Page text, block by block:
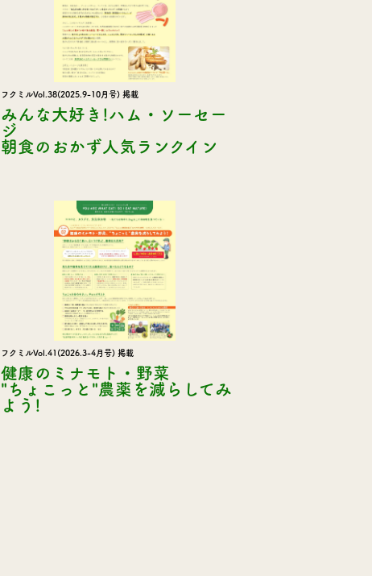
フクミルVol.38(2025.9-10月号) 掲載
みんな大好き!ハム・ソーセー
ジ
朝食のおかず人気ランクイン
フクミルVol.41(2026.3-4月号) 掲載
健康のミナモト・野菜
"ちょこっと"農薬を減らしてみ
よう!